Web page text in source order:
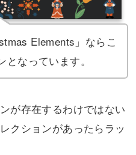
Elements」ならこ
なっています。
が存在するわけではない
クションがあったらラッ